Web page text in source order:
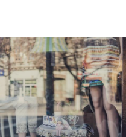
и поддержка
витрины StepClub